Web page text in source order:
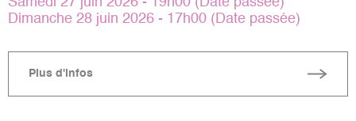
Dimanche 28 juin 2026 - 17h00 (Date passée)
Plus d'infos